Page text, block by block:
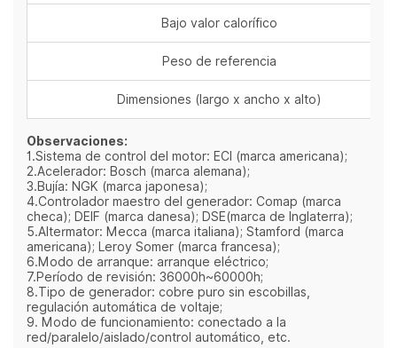
Bajo valor calorífico
Peso de referencia
Dimensiones (largo x ancho x alto)
Observaciones:
1.Sistema de control del motor: ECI (marca americana);
2.Acelerador: Bosch (marca alemana);
3.Bujía: NGK (marca japonesa);
4.Controlador maestro del generador: Comap (marca
checa); DEIF (marca danesa); DSE(marca de Inglaterra);
5.Altermator: Mecca (marca italiana); Stamford (marca
americana); Leroy Somer (marca francesa);
6.Modo de arranque: arranque eléctrico;
7.Período de revisión: 36000h~60000h;
8.Tipo de generador: cobre puro sin escobillas,
regulación automática de voltaje;
9. Modo de funcionamiento: conectado a la
red/paralelo/aislado/control automático, etc.